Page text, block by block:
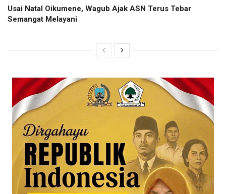
Usai Natal Oikumene, Wagub Ajak ASN Terus Tebar
Semangat Melayani